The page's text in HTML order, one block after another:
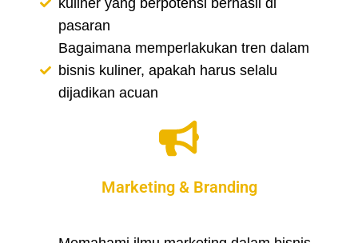
kuliner yang berpotensi berhasil di
pasaran
Bagaimana memperlakukan tren dalam
bisnis kuliner, apakah harus selalu
dijadikan acuan
Marketing & Branding